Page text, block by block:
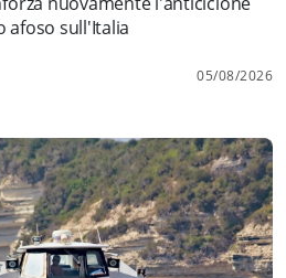
afoso sull'Italia
05/08/2026